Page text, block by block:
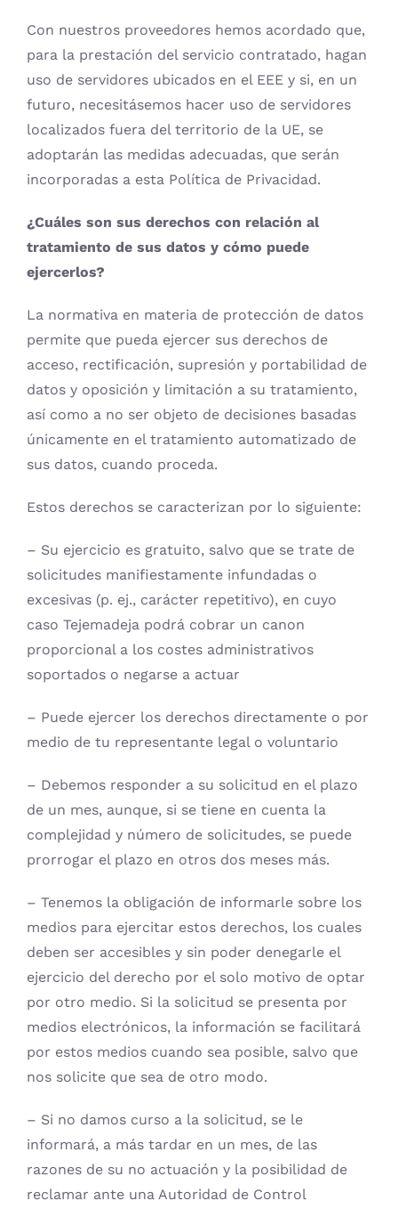
Con nuestros proveedores hemos acordado que,
para la prestación del servicio contratado, hagan
uso de servidores ubicados en el EEE y si, en un
futuro, necesitásemos hacer uso de servidores
localizados fuera del territorio de la UE, se
adoptarán las medidas adecuadas, que serán
incorporadas a esta Política de Privacidad.
¿Cuáles son sus derechos con relación al
tratamiento de sus datos y cómo puede
ejercerlos?
La normativa en materia de protección de datos
permite que pueda ejercer sus derechos de
acceso, rectificación, supresión y portabilidad de
datos y oposición y limitación a su tratamiento,
así como a no ser objeto de decisiones basadas
únicamente en el tratamiento automatizado de
sus datos, cuando proceda.
Estos derechos se caracterizan por lo siguiente:
– Su ejercicio es gratuito, salvo que se trate de
solicitudes manifiestamente infundadas o
excesivas (p. ej., carácter repetitivo), en cuyo
caso Tejemadeja podrá cobrar un canon
proporcional a los costes administrativos
soportados o negarse a actuar
– Puede ejercer los derechos directamente o por
medio de tu representante legal o voluntario
– Debemos responder a su solicitud en el plazo
de un mes, aunque, si se tiene en cuenta la
complejidad y número de solicitudes, se puede
prorrogar el plazo en otros dos meses más.
– Tenemos la obligación de informarle sobre los
medios para ejercitar estos derechos, los cuales
deben ser accesibles y sin poder denegarle el
ejercicio del derecho por el solo motivo de optar
por otro medio. Si la solicitud se presenta por
medios electrónicos, la información se facilitará
por estos medios cuando sea posible, salvo que
nos solicite que sea de otro modo.
– Si no damos curso a la solicitud, se le
informará, a más tardar en un mes, de las
razones de su no actuación y la posibilidad de
reclamar ante una Autoridad de Control